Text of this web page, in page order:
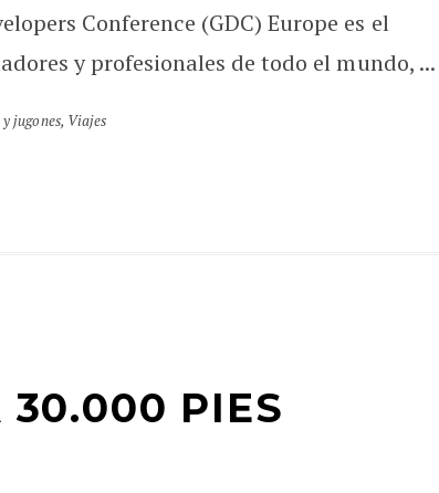
Conference (GDC) Europe es el
y profesionales de todo el mundo, ...
y jugones, Viajes
30.000 PIES